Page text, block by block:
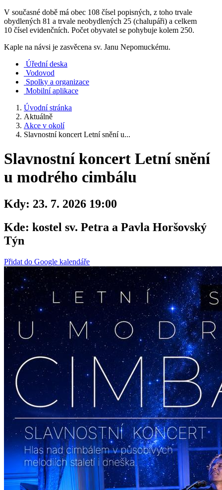
V současné době má obec 108 čísel popisných, z toho trvale
obydlených 81 a trvale neobydlených 25 (chalupáři) a celkem
10 čísel evidenčních. Počet obyvatel se pohybuje kolem 250.
Kaple na návsi je zasvěcena sv. Janu Nepomuckému.
Úřední deska
Vodovod
Spolky a organizace
Mobilní aplikace
Úvodní stránka
Aktuálně
Akce v okolí
Slavnostní koncert Letní snění u...
Slavnostní koncert Letní snění
u modrého cimbálu
Kdy: 23. 7. 2026 19:00
Kde: kostel sv. Petra a Pavla Horšovský
Týn
Přidat do Google kalendáře